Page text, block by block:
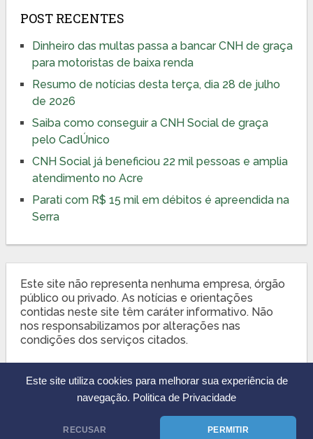
Este site utiliza cookies para melhorar sua experiência de
navegação. Politica de Privacidade
RECUSAR PERMITIR
POST RECENTES
Dinheiro das multas passa a bancar CNH de graça
para motoristas de baixa renda
Resumo de notícias desta terça, dia 28 de julho
de 2026
Saiba como conseguir a CNH Social de graça
pelo CadÚnico
CNH Social já beneficiou 22 mil pessoas e amplia
atendimento no Acre
Parati com R$ 15 mil em débitos é apreendida na
Serra
Este site não representa nenhuma empresa, órgão
público ou privado. As notícias e orientações
contidas neste site têm caráter informativo. Não
nos responsabilizamos por alterações nas
condições dos serviços citados.
CnhDigital.org Copyright © 2026.